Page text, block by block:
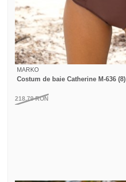
MARKO
Costum de baie Catherine M-636 (8)
218,79RON